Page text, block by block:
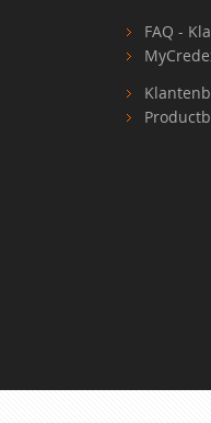
FAQ -